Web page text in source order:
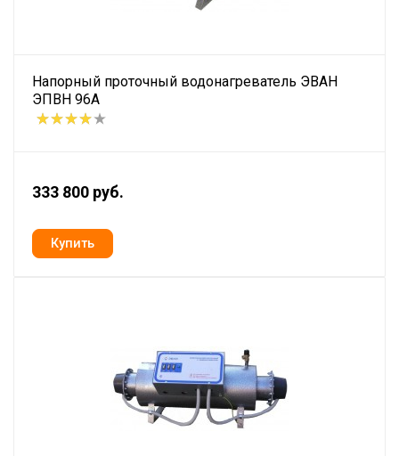
Напорный проточный водонагреватель ЭВАН
ЭПВН 96А
333 800 руб.